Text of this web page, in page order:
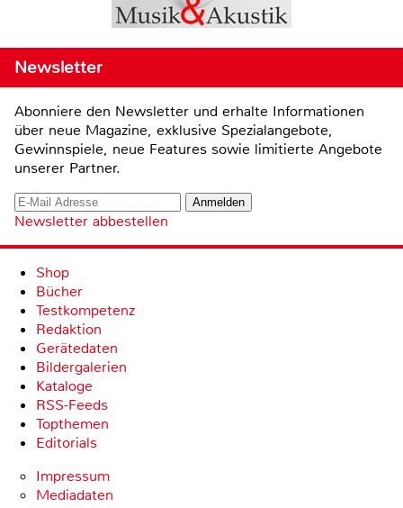
Newsletter
Abonniere den Newsletter und erhalte Informationen
über neue Magazine, exklusive Spezialangebote,
Gewinnspiele, neue Features sowie limitierte Angebote
unserer Partner.
Newsletter abbestellen
Shop
Bücher
Testkompetenz
Redaktion
Gerätedaten
Bildergalerien
Kataloge
RSS-Feeds
Topthemen
Editorials
Impressum
Mediadaten